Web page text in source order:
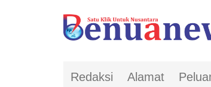
Redaksi Alamat